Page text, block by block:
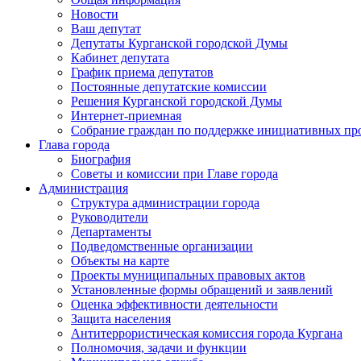
Новости
Ваш депутат
Депутаты Курганской городской Думы
Кабинет депутата
График приема депутатов
Постоянные депутатские комиссии
Решения Курганской городской Думы
Интернет-приемная
Собрание граждан по поддержке инициативных
Глава города
Биография
Советы и комиссии при Главе города
Администрация
Структура администрации города
Руководители
Департаменты
Подведомственные организации
Объекты на карте
Проекты муниципальных правовых актов
Установленные формы обращений и заявлений
Оценка эффективности деятельности
Защита населения
Антитеррористическая комиссия города Кургана
Полномочия, задачи и функции